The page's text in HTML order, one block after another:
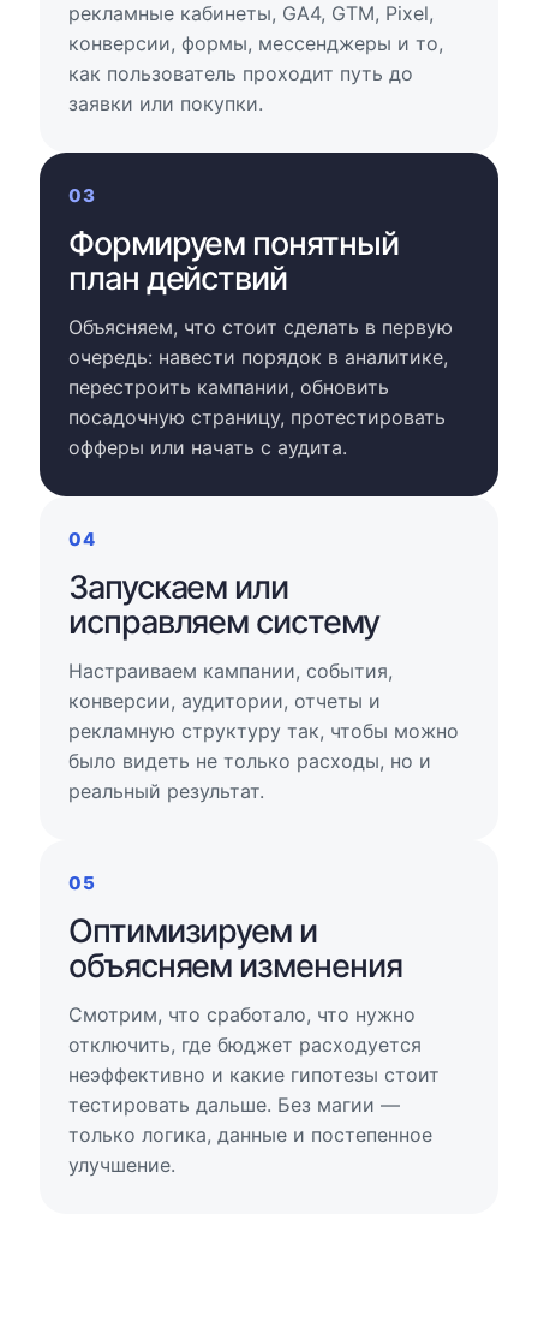
рекламные кабинеты, GA4, GTM, Pixel,
конверсии, формы, мессенджеры и то,
как пользователь проходит путь до
заявки или покупки.
03
Формируем понятный
план действий
Объясняем, что стоит сделать в первую
очередь: навести порядок в аналитике,
перестроить кампании, обновить
посадочную страницу, протестировать
офферы или начать с аудита.
04
Запускаем или
исправляем систему
Настраиваем кампании, события,
конверсии, аудитории, отчеты и
рекламную структуру так, чтобы можно
было видеть не только расходы, но и
реальный результат.
05
Оптимизируем и
объясняем изменения
Смотрим, что сработало, что нужно
отключить, где бюджет расходуется
неэффективно и какие гипотезы стоит
тестировать дальше. Без магии —
только логика, данные и постепенное
улучшение.